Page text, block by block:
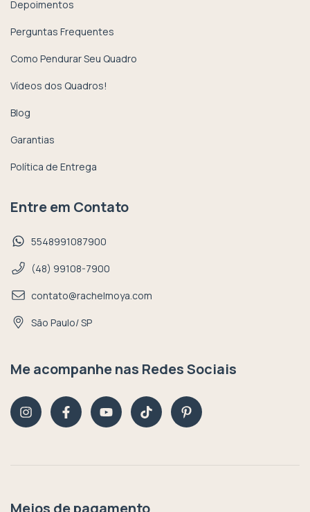
Depoimentos
Perguntas Frequentes
Como Pendurar Seu Quadro
Vídeos dos Quadros!
Blog
Garantias
Política de Entrega
Entre em Contato
5548991087900
(48) 99108-7900
contato@rachelmoya.com
São Paulo/ SP
Me acompanhe nas Redes Sociais